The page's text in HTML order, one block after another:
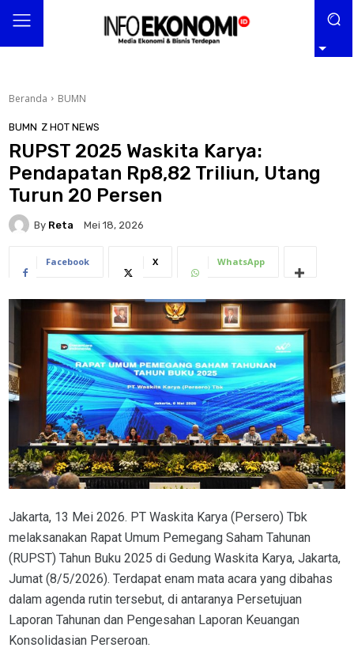
Beranda BUMN
BUMN Z HOT NEWS
RUPST 2025 Waskita Karya:
Pendapatan Rp8,82 Triliun, Utang
Turun 20 Persen
By Reta Mei 18, 2026
Facebook X WhatsApp
Jakarta, 13 Mei 2026. PT Waskita Karya (Persero) Tbk
melaksanakan Rapat Umum Pemegang Saham Tahunan
(RUPST) Tahun Buku 2025 di Gedung Waskita Karya, Jakarta,
Jumat (8/5/2026). Terdapat enam mata acara yang dibahas
dalam agenda rutin tersebut, di antaranya Persetujuan
Laporan Tahunan dan Pengesahan Laporan Keuangan
Konsolidasian Perseroan.